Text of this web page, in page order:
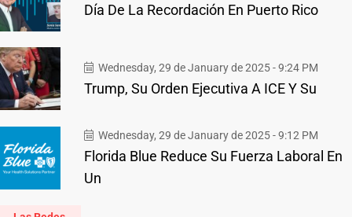
Día De La Recordación En Puerto Rico
Wednesday, 29 de January de 2025 - 9:24 PM
Trump, Su Orden Ejecutiva A ICE Y Su
Wednesday, 29 de January de 2025 - 9:12 PM
Florida Blue Reduce Su Fuerza Laboral En
Un